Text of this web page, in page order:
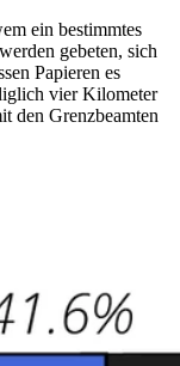
ein bestimmtes
gebeten, sich
Papieren es
vier Kilometer
den Grenzbeamten